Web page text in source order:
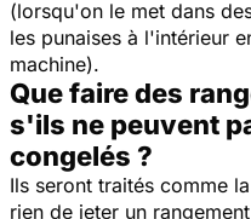
(lorsqu'on le met dans
les punaises à l'intérieur
machine).
Que faire des
s'ils ne peuvent
congelés ?
Ils seront traités comme
rien de jeter un